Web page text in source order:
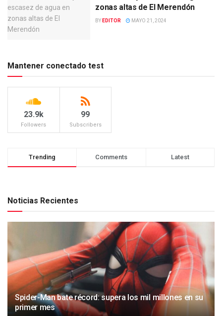
zonas altas de El Merendón
BY EDITOR MAYO 21, 2024
Mantener conectado test
23.9k
Followers
99
Subscribers
Trending Comments Latest
Noticias Recientes
Spider-Man bate récord: supera los mil millones en su
primer mes